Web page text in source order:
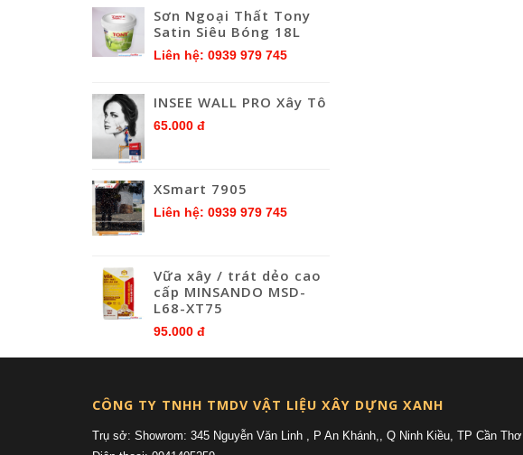
Sơn Ngoại Thất Tony
Satin Siêu Bóng 18L
Liên hệ: 0939 979 745
INSEE WALL PRO Xây Tô
65.000 đ
XSmart 7905
Liên hệ: 0939 979 745
Vữa xây / trát dẻo cao
cấp MINSANDO MSD-
L68-XT75
95.000 đ
CÔNG TY TNHH TMDV VẬT LIỆU XÂY DỰNG XANH
Trụ sở: Showrom: 345 Nguyễn Văn Linh , P An Khánh,, Q Ninh Kiều, TP Cần Thơ